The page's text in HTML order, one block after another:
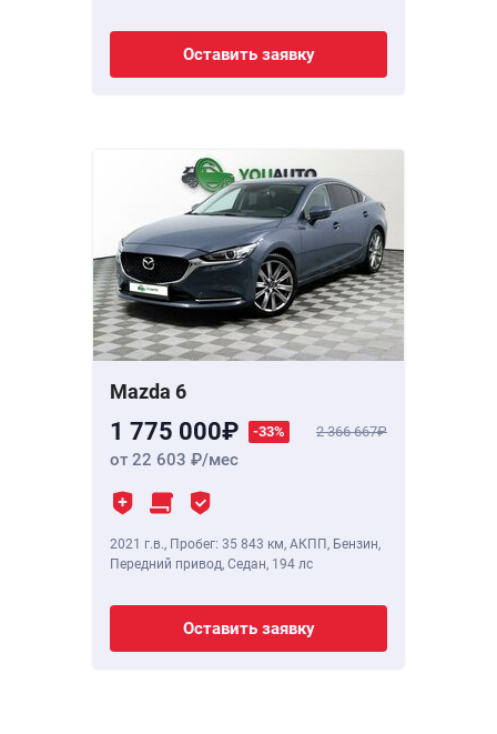
Оставить заявку
Mazda 6
1 775 000 -33% 2 366 667
от 22 603 /мес
2021 г.в., Пробег: 35 843 км, АКПП, Бензин,
Передний привод, Седан, 194 лс
Оставить заявку